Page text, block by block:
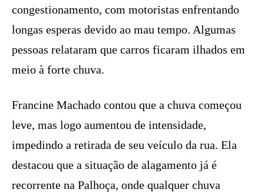
congestionamento, com motoristas enfrentando
longas esperas devido ao mau tempo. Algumas
pessoas relataram que carros ficaram ilhados em
meio à forte chuva.
Francine Machado contou que a chuva começou
leve, mas logo aumentou de intensidade,
impedindo a retirada de seu veículo da rua. Ela
destacou que a situação de alagamento já é
recorrente na Palhoça, onde qualquer chuva